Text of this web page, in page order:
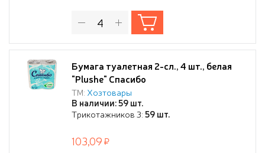
Бумага туалетная 2-сл., 4 шт., белая
"Plushe" Спасибо
ТМ: Хозтовары
В наличии: 59 шт.
Трикотажников 3:59 шт.
103,09